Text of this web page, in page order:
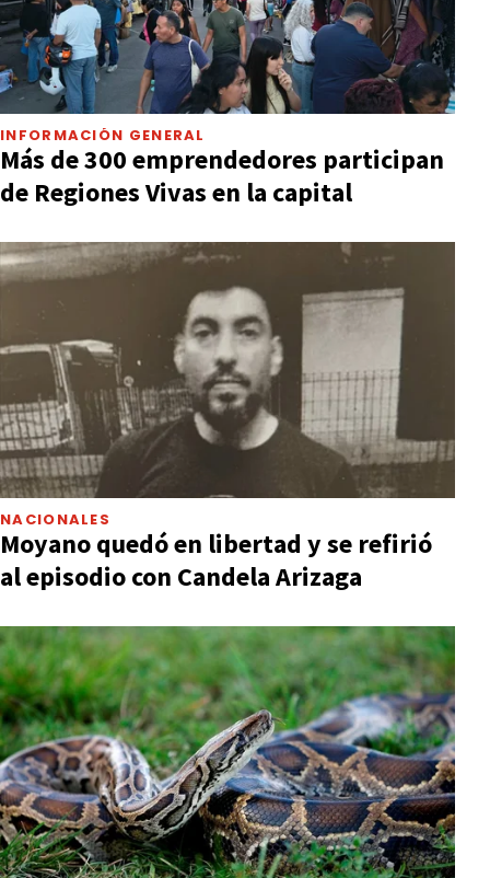
INFORMACIÓN GENERAL
Más de 300 emprendedores participan
de Regiones Vivas en la capital
NACIONALES
Moyano quedó en libertad y se refirió
al episodio con Candela Arizaga